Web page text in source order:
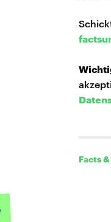
Facts